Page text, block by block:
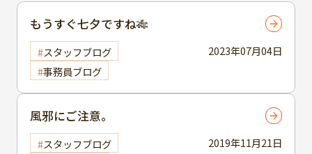
2023年07月04日
もうすぐ七夕ですね🎋
スタッフブログ
事務員ブログ
2019年11月21日
風邪にご注意。
スタッフブログ